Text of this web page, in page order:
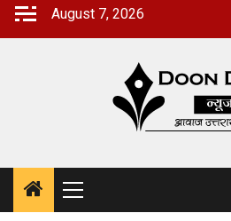
Skip
August 7, 2026
Primary
Menu